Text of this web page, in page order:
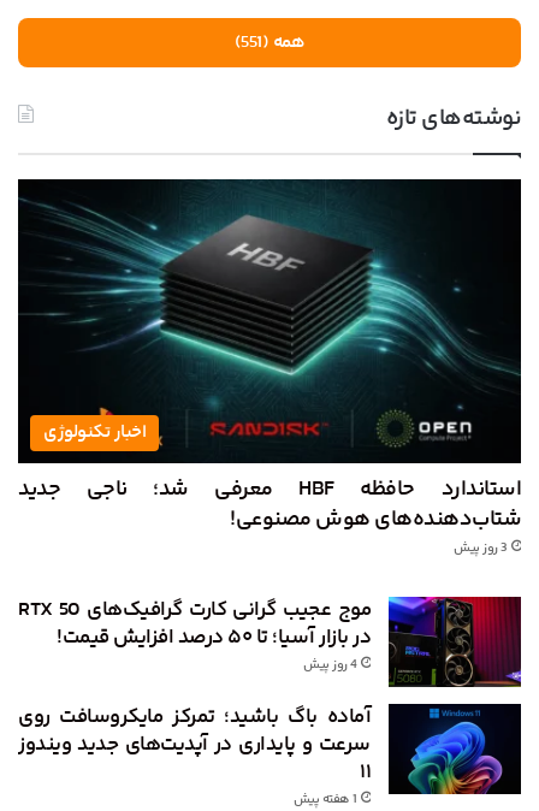
همه (551)
نوشته‌های تازه
اخبار تکنولوژی
استاندارد حافظه HBF معرفی شد؛ ناجی جدید
شتاب‌دهنده‌های هوش مصنوعی!
3 روز پیش
موج عجیب گرانی کارت گرافیک‌های RTX 50
در بازار آسیا؛ تا ۵۰ درصد افزایش قیمت!
4 روز پیش
آماده باگ باشید؛ تمرکز مایکروسافت روی
سرعت و پایداری در آپدیت‌های جدید ویندوز
۱۱
1 هفته پیش